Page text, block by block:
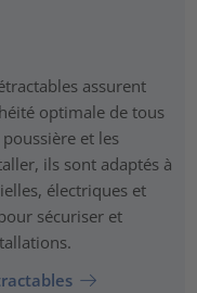
assurent
optimale de tous
et les
ils sont adaptés à
électriques et
sécuriser et